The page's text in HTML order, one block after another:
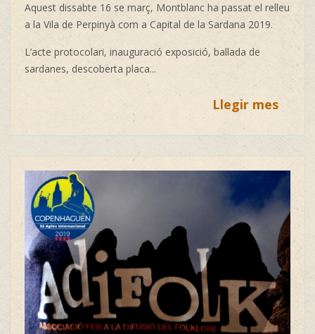
Aquest dissabte 16 se març, Montblanc ha passat el relleu
a la Vila de Perpinyà com a Capital de la Sardana 2019.
L’acte protocolari, inauguració exposició, ballada de
sardanes, descoberta placa...
Llegir mes